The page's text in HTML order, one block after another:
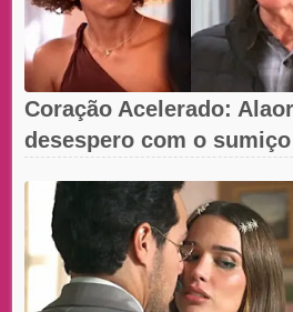
Coração Acelerado:
desespero com o